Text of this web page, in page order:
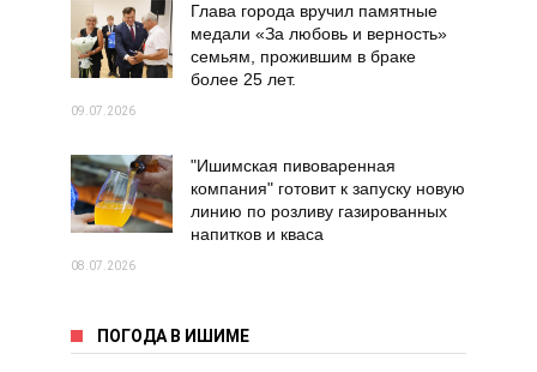
Глава города вручил памятные
медали «За любовь и верность»
семьям, прожившим в браке
более 25 лет.
09.07.2026
"Ишимская пивоваренная
компания" готовит к запуску новую
линию по розливу газированных
напитков и кваса
08.07.2026
ПОГОДА В ИШИМЕ